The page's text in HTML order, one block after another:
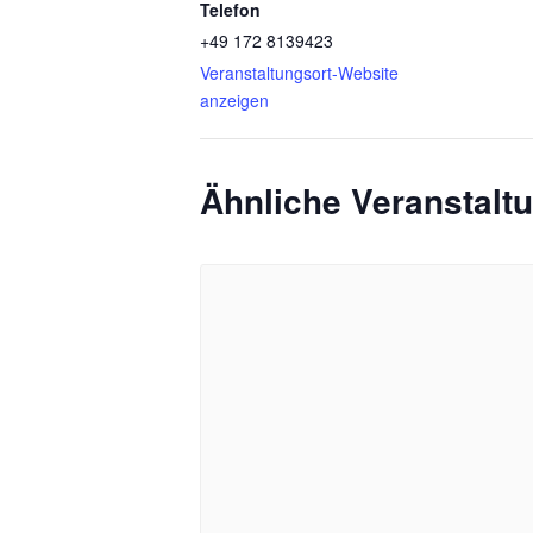
Telefon
+49 172 8139423
Veranstaltungsort-Website
anzeigen
Ähnliche